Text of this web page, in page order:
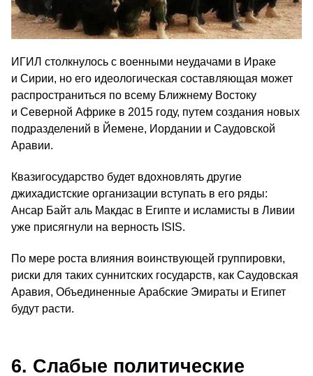
ИГИЛ столкнулось с военными неудачами в Ираке
и Сирии, но его идеологическая составляющая может
распространиться по всему Ближнему Востоку
и Северной Африке в 2015 году, путем создания новых
подразделений в Йемене, Иордании и Саудовской
Аравии.
Квазигосударство будет вдохновлять другие
джихадистские организации вступать в его ряды:
Ансар Байт аль Макдас в Египте и исламисты в Ливии
уже присягнули на верность ISIS.
По мере роста влияния воинствующей группировки,
риски для таких суннитских государств, как Саудовская
Аравия, Объединенные Арабские Эмираты и Египет
будут расти.
6. Слабые политические